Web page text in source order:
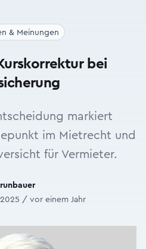
& Meinungen
bei
markiert
im Mietrecht und
für Vermieter.
/ vor einem Jahr